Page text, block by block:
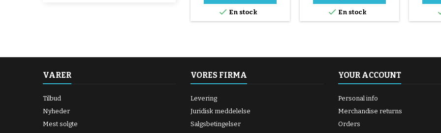
 En stock  En stock
VARER
Tilbud
Nyheder
Mest solgte
VORES FIRMA
Levering
Juridisk meddelelse
Salgsbetingelser
YOUR ACCOUNT
Personal info
Merchandise returns
Orders